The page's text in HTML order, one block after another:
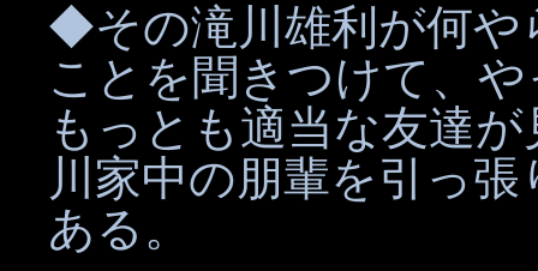
◆その滝川雄利が何や
ことを聞きつけて、
もっとも適当な友達
川家中の朋輩を引っ
ある。